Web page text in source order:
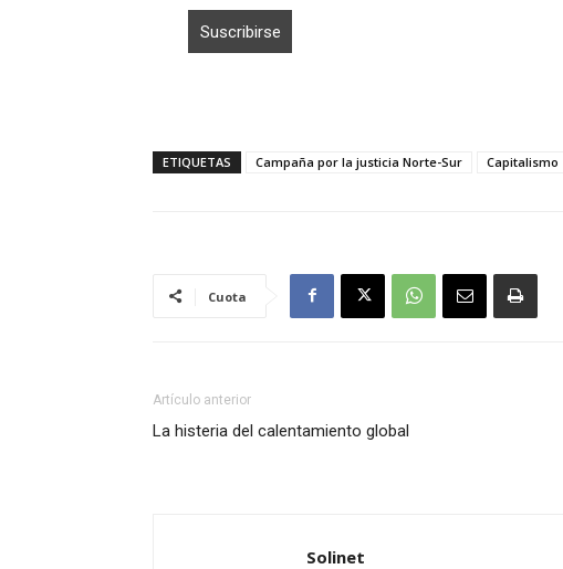
ETIQUETAS Campaña por la justicia Norte-Sur Capitalismo
Cuota
Artículo anterior
La histeria del calentamiento global
Solinet